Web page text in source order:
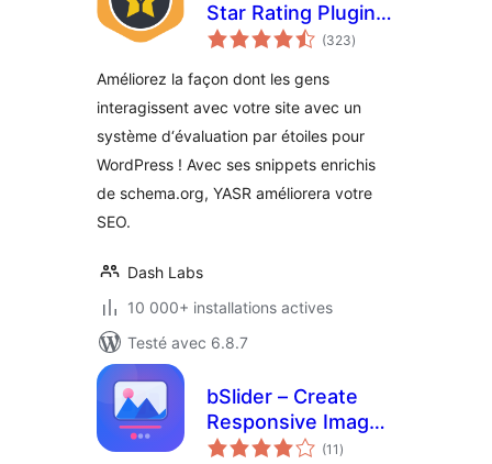
Star Rating Plugin
for WordPress
(323notes
en
)
Améliorez la façon dont les gens
interagissent avec votre site avec un
système d‘évaluation par étoiles pour
WordPress ! Avec ses snippets enrichis
de schema.org, YASR améliorera votre
SEO.
Dash Labs
10 000+ installations actives
Testé avec 6.8.7
bSlider – Create
Responsive Image,
Post, Product, and
(11 notes
en
)